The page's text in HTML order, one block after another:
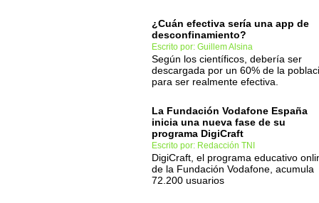
¿Cuán efectiva sería una app de
desconfinamiento?
Escrito por: Guillem Alsina
Según los científicos, debería ser
descargada por un 60% de la
para ser realmente efectiva.
La Fundación Vodafone España
inicia una nueva fase de su
programa DigiCraft
Escrito por: Redacción TNI
DigiCraft, el programa educativo
de la Fundación Vodafone, acumula
72.200 usuarios